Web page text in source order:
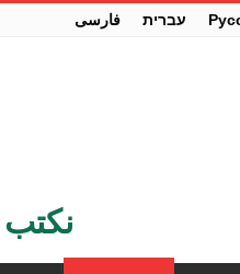
עברית فارسی
نكتب